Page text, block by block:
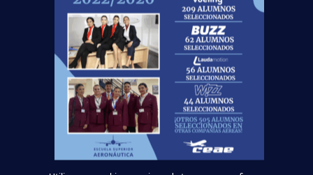
Este verano de 2022, ¡consigue eltítulo oficial
trabaja volando!
Noticias Relacionadas